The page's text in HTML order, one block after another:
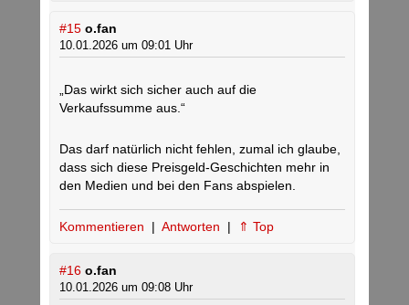
#15 o.fan
10.01.2026 um 09:01 Uhr
„Das wirkt sich sicher auch auf die
Verkaufssumme aus.“
Das darf natürlich nicht fehlen, zumal ich glaube,
dass sich diese Preisgeld-Geschichten mehr in
den Medien und bei den Fans abspielen.
Kommentieren | Antworten | ⇑ Top
#16 o.fan
10.01.2026 um 09:08 Uhr